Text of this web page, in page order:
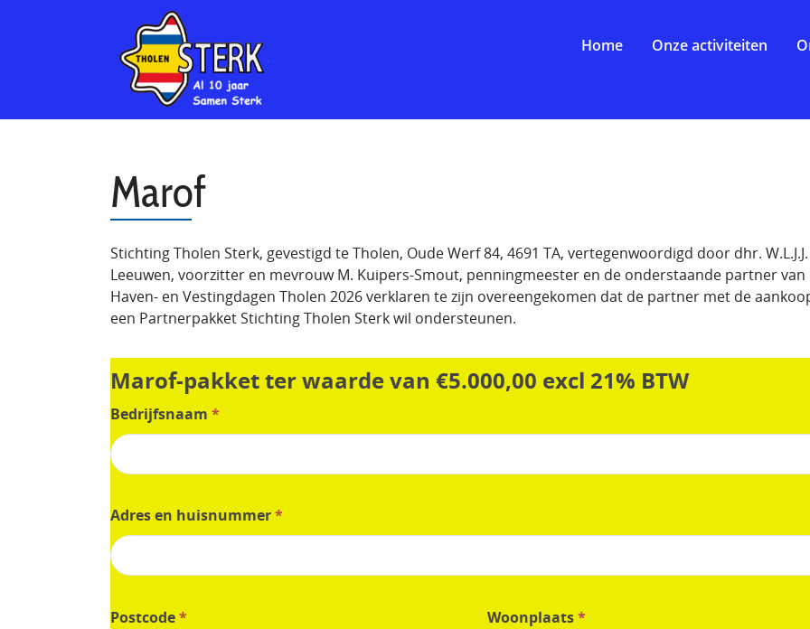
Home Onze activiteiten
Marof
Stichting Tholen Sterk, gevestigd te Tholen, Oude Werf 84, 4691 TA, vertegenwoordigd door dhr.
Leeuwen, voorzitter en mevrouw M. Kuipers-Smout, penningmeester en de onderstaande partner van
Haven- en Vestingdagen Tholen 2026 verklaren te zijn overeengekomen dat de partner met de
een Partnerpakket Stichting Tholen Sterk wil ondersteunen.
pakket
ter
waarde
van
€5.000,00
21%
BTW
Marof-pakket ter waarde van €5.000,00 excl 21% BTW
Bedrijfsnaam *
Adres en huisnummer*
Postcode* Woonplaats*